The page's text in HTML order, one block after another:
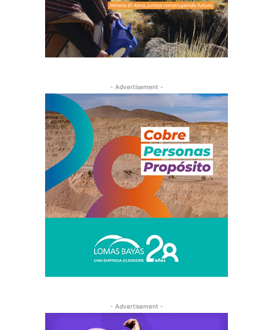
- Advertisement -
- Advertisement -